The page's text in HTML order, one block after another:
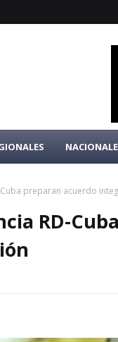
Cuba preparan acuerdo
RD-